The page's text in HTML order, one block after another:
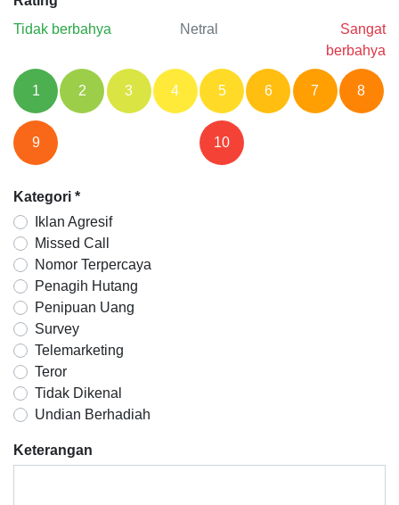
Tidak berbahya
Netral
Sangat
berbahya
1 2 3 4 5 6 7 8
9 10
Kategori *
Iklan Agresif
Missed Call
Nomor Terpercaya
Penagih Hutang
Penipuan Uang
Survey
Telemarketing
Teror
Tidak Dikenal
Undian Berhadiah
Keterangan